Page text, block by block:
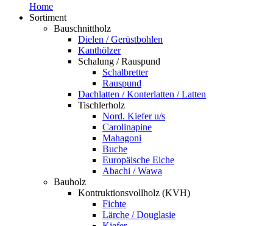
Home
Sortiment
Bauschnittholz
Dielen / Gerüstbohlen
Kanthölzer
Schalung / Rauspund
Schalbretter
Rauspund
Dachlatten / Konterlatten / Latten
Tischlerholz
Nord. Kiefer u/s
Carolinapine
Mahagoni
Buche
Europäische Eiche
Abachi / Wawa
Bauholz
Kontruktionsvollholz (KVH)
Fichte
Lärche / Douglasie